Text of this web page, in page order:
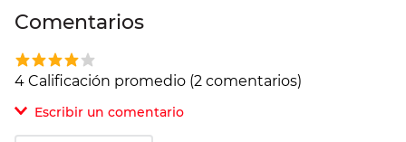
Comentarios
4 Calificación promedio (2 comentarios)
Escribir un comentario